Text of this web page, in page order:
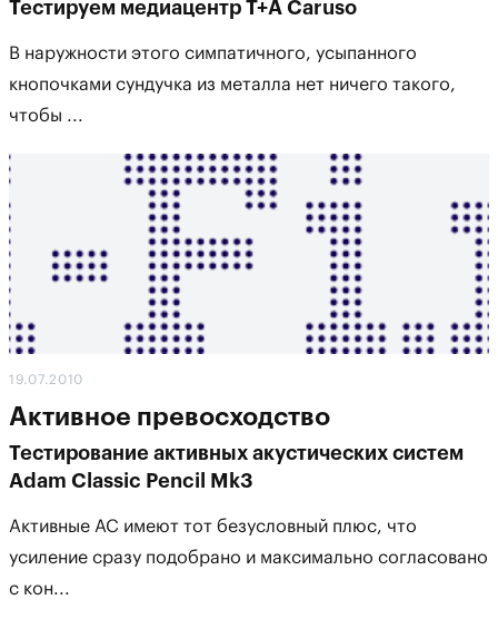
Тестируем медиацентр T+A Caruso
В наружности этого симпатичного, усыпанного
кнопочками сундучка из металла нет ничего такого,
чтобы ...
19.07.2010
Активное превосходство
Тестирование активных акустических систем
Adam Classic Pencil Mk3
Активные АС имеют тот безусловный плюс, что
усиление сразу подобрано и максимально согласовано
с кон...